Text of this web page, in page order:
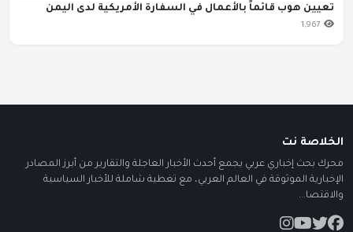
تعيين هوب قائماً بالأعمال في السفارة الأمريكية لدى اليمن
1,967
الخلاصة نت
محرك بحث إخباري عربي يجمع أحدث الأخبار العاجلة والتقارير من أبرز المصادر
الإخبارية الموثوقة في العالم العربي، مع تغطية شاملة للأخبار السياسية
والاقتصا...